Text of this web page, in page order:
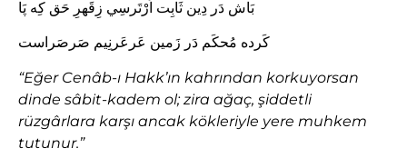
بَاش دَر دِين ثَابِت اَرْتَرسِي زِقَهرِ حَق كِه پَا
كَرده مُحكَم دَر زَمين عَرعَرنِيم صَرصَراست
“Eğer Cenâb-ı Hakk’ın kahrından korkuyorsan
dinde sâbit-kadem ol; zira ağaç, şiddetli
rüzgârlara karşı ancak kökleriyle yere muhkem
tutunur.”